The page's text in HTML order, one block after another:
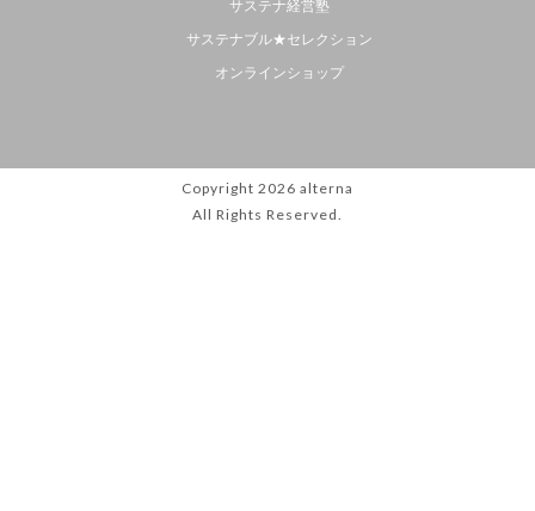
サステナ経営塾
サステナブル★セレクション
オンラインショップ
Copyright 2026 alterna
All Rights Reserved.